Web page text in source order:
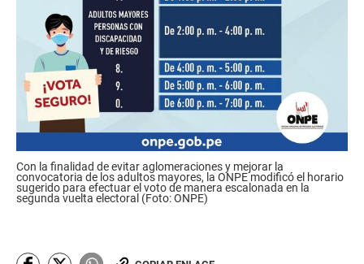
Con la finalidad de evitar aglomeraciones y mejorar la
convocatoria de los adultos mayores, la ONPE modificó el horario
sugerido para efectuar el voto de manera escalonada en la
segunda vuelta electoral (Foto: ONPE)